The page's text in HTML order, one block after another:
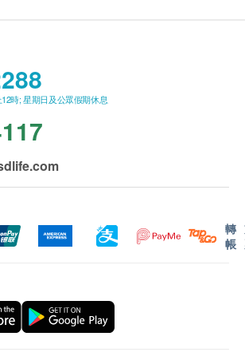
的在歐洲已流傳千百年，接骨木花被
感染，清除粘液、擁塞、舒緩發炎的
歷季節性疾病的最初跡象
痛發炎的症狀
士營養液？
骨木花：能幫助人體抵抗感染，明
充血，舒緩喉嚨痛和咳嗽
：提高免疫反應，破壞不良的微生
櫻桃：最豐富和最容易被人體吸收的
時; 星期日及公眾假期休息
轉
帳